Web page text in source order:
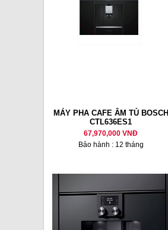
MÁY PHA CAFE ÂM TỦ BOSCH
CTL636ES1
67,970,000 VNĐ
Bảo hành : 12 tháng